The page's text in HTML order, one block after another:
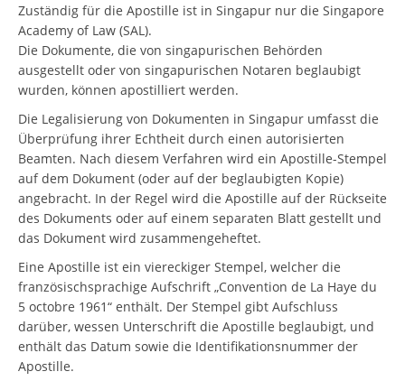
Zuständig für die Apostille ist in Singapur nur die Singapore
Academy of Law (SAL).
Die Dokumente, die von singapurischen Behörden
ausgestellt oder von singapurischen Notaren beglaubigt
wurden, können apostilliert werden.
Die Legalisierung von Dokumenten in Singapur umfasst die
Überprüfung ihrer Echtheit durch einen autorisierten
Beamten. Nach diesem Verfahren wird ein Apostille-Stempel
auf dem Dokument (oder auf der beglaubigten Kopie)
angebracht. In der Regel wird die Apostille auf der Rückseite
des Dokuments oder auf einem separaten Blatt gestellt und
das Dokument wird zusammengeheftet.
Eine Apostille ist ein viereckiger Stempel, welcher die
französischsprachige Aufschrift „Convention de La Haye du
5 octobre 1961“ enthält. Der Stempel gibt Aufschluss
darüber, wessen Unterschrift die Apostille beglaubigt, und
enthält das Datum sowie die Identifikationsnummer der
Apostille.